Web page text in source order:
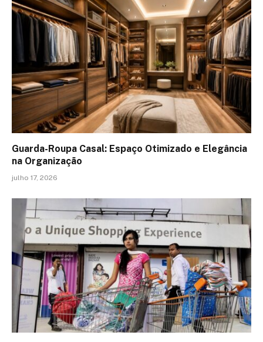
Guarda-Roupa Casal: Espaço Otimizado e Elegância
na Organização
julho 17, 2026